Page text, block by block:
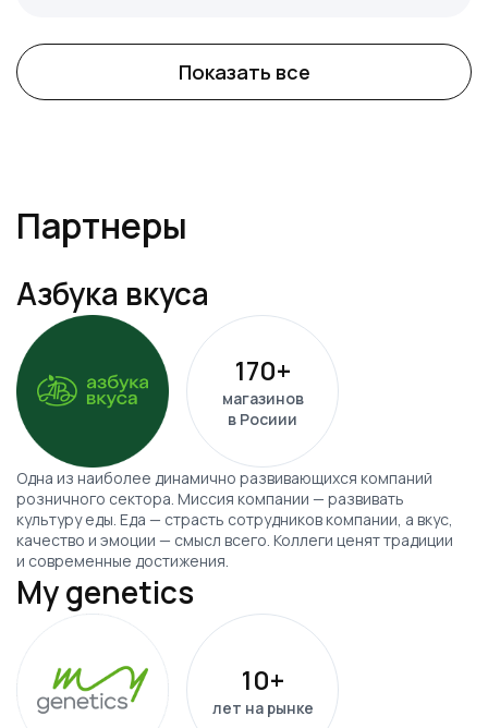
Показать все
Партнеры
Азбука вкуса
170+
магазинов
в Росиии
Одна из наиболее динамично развивающихся компаний
розничного сектора. Миссия компании — развивать
культуру еды. Еда — страсть сотрудников компании, а вкус,
качество и эмоции — смысл всего. Коллеги ценят традиции
и современные достижения.
My genetics
10+
лет на рынке